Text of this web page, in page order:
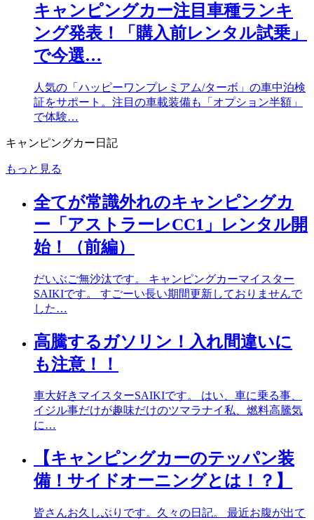
キャンピングカー注目車種ランキ
ング発表！「購入前レンタル試乗」
で今選…
人気の「ハッピーワンプレミアム/ターボ」の車中泊検
証をサポート。注目の車載装備も「オプション半額」
で体験…
キャンピングカー日記
もっと見る
全てが常識外れのキャンピングカ
ー「アストラーレCC1」レンタル開
始！（前編）
だいぶご無沙汰です。 キャンピングカーマイスター
SAIKIです。 すごーい長い期間更新しておりませんで
した…
高騰するガソリン！入れ間違いに
も注意！！
車大好きマイスターSAIKIです。 はい、車に乗る事、
イジル事だけが趣味だけのツマラナイ私、燃料高騰気
に…
【キャンピングカーのテッパン装
備！サイドオーニングとは！？】
皆さんお久しぶりです。久々の日記。 最近お腹が出て